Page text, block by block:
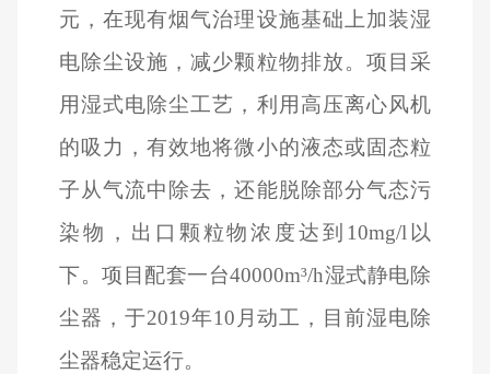
元，在现有烟气治理设施基础上加装湿
电除尘设施，减少颗粒物排放。项目采
用湿式电除尘工艺，利用高压离心风机
的吸力，有效地将微小的液态或固态粒
子从气流中除去，还能脱除部分气态污
染物，出口颗粒物浓度达到10mg/l以
下。项目配套一台40000m³/h湿式静电除
尘器，于2019年10月动工，目前湿电除
尘器稳定运行。